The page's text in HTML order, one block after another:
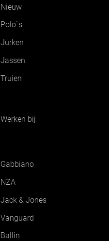
Nieuw
Polo`s
Jurken
Jassen
Truien
Werken bij
Gabbiano
NZA
Jack & Jones
Vanguard
Ballin